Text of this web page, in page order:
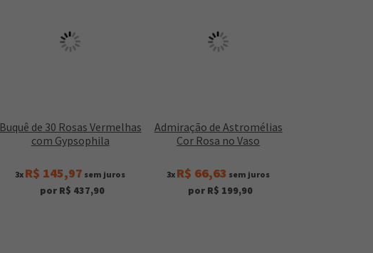
Buquê de 30 Rosas Vermelhas
com Gypsophila
3x R$ 145,97 sem juros
por R$ 437,90
Admiração de Astromélias
Cor Rosa no Vaso
3x R$ 66,63 sem juros
por R$ 199,90